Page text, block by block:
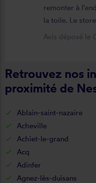
remonter à
la toile. Le
neuf,
Avis déposé
Retrouvez nos
proximité de
Ablain-saint-nazaire
Acheville
Achiet-le-grand
Acq
Adinfer
Agnez-lès-duisans